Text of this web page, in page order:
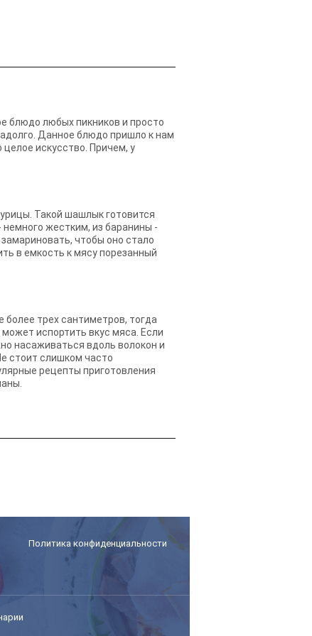
блюдо любых пикников и просто
Данное блюдо пришло к нам
искусство. Причем, у
Такой шашлык готовится
жестким, из баранины -
чтобы оно стало
в емкость к мясу порезанный
трех сантиметров, тогда
испортить вкус мяса. Если
насаживаться вдоль волокон и
стоит слишком часто
рецепты приготовления
Политика конфиденциальности